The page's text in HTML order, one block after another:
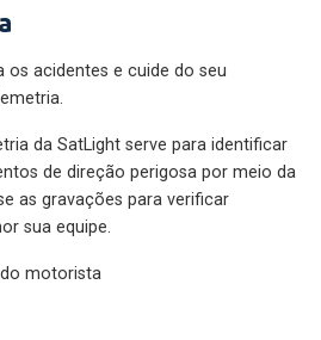
os acidentes e cuide do seu
da SatLight serve para identificar
de direção perigosa por meio da
as gravações para verificar
sua equipe.
motorista